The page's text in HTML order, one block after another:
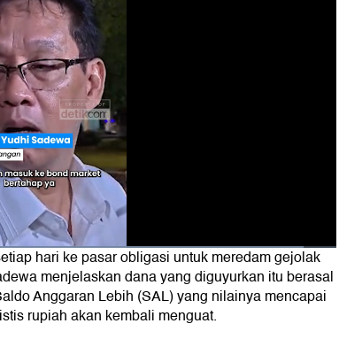
hari kepasar obligasi untuk meredam gejolak
menjelaskan dana yang diguyurkan itu berasal
Anggaran Lebih (SAL) yang nilainya mencapai
rupiah akan kembali menguat.